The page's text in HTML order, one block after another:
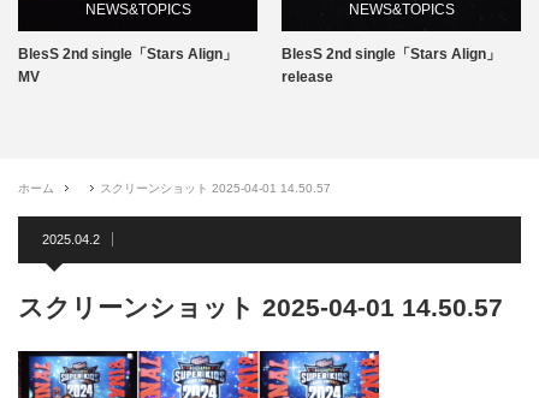
NEWS&TOPICS
BlesS 2nd single「Stars Align」
MV
NEWS&TOPICS
BlesS 2nd single「Stars Align」
release
ホーム スクリーンショット 2025-04-01 14.50.57
2025.04.2
スクリーンショット 2025-04-01 14.50.57